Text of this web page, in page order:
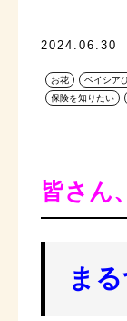
2024.06.30
お花 ベイシア
保険を知りたい
皆さん
ま